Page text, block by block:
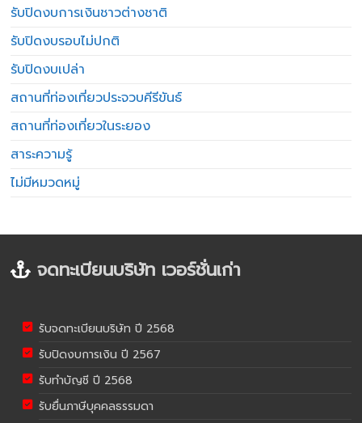
รับปิดงบการเงินชาวต่างชาติ
รับปิดงบรอบไม่ปกติ
รับปิดงบเปล่า
สถานที่ท่องเที่ยวประจวบคีรีขันธ์
สถานที่ท่องเที่ยวในระยอง
สาระความรู้
ไม่มีหมวดหมู่
จดทะเบียนบริษัท เวอร์ชั่นเก่า
รับจดทะเบียนบริษัท ปี 2568
รับปิดงบการเงิน ปี 2567
รับทำบัญชี ปี 2568
รับยื่นภาษีบุคคลธรรมดา